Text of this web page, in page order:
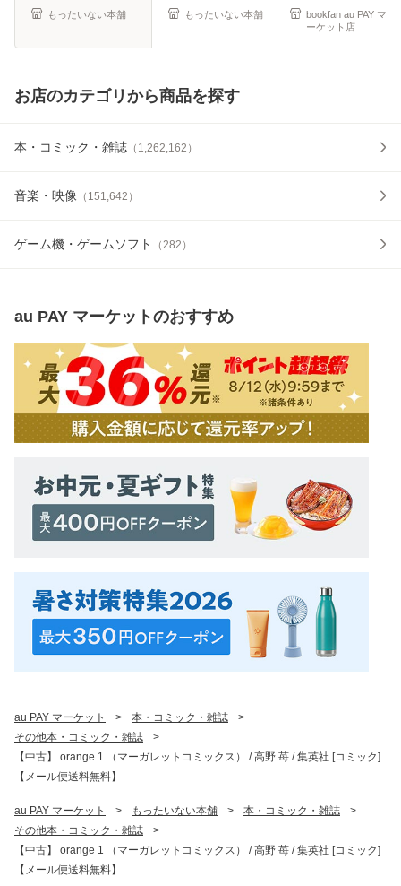
もったいない本舗 もったいない本舗
bookfan au PAY マ
ーケット店
お店のカテゴリから商品を探す
本・コミック・雑誌 （ 1,262,162 ）
音楽・映像 （ 151,642 ）
ゲーム機・ゲームソフト （282 ）
au PAY マーケットのおすすめ
au PAY マーケット > 本・コミック・雑誌
>
その他本・コミック・雑誌
>
【中古】 orange 1 （マーガレットコミックス） / 高野 苺 / 集英社 [コミック]
【メール便送料無料】
au PAY マーケット > もったいない本舗 > 本・コミック・雑誌
>
その他本・コミック・雑誌
>
【中古】 orange 1 （マーガレットコミックス） / 高野 苺 / 集英社 [コミック]
【メール便送料無料】